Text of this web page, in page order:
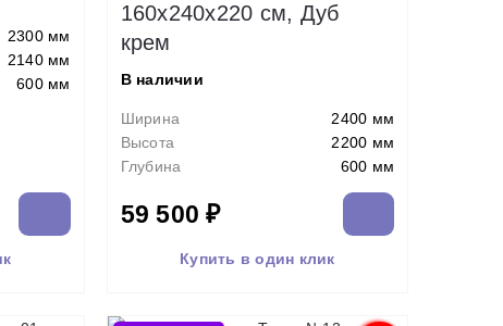
2300 мм
2140 мм
600 мм
160х240х220 см, Дуб
крем
В наличии
Ширина
2400 мм
Высота
2200 мм
Глубина
600 мм
59 500 ₽
Купить в один клик